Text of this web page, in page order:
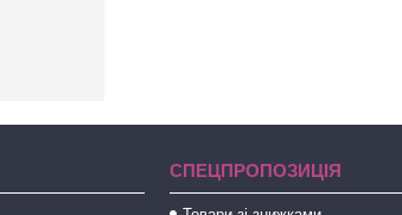
СПЕЦПРОПОЗИЦІЯ